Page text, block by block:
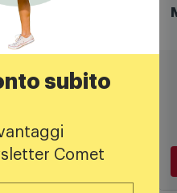
subito
Comet